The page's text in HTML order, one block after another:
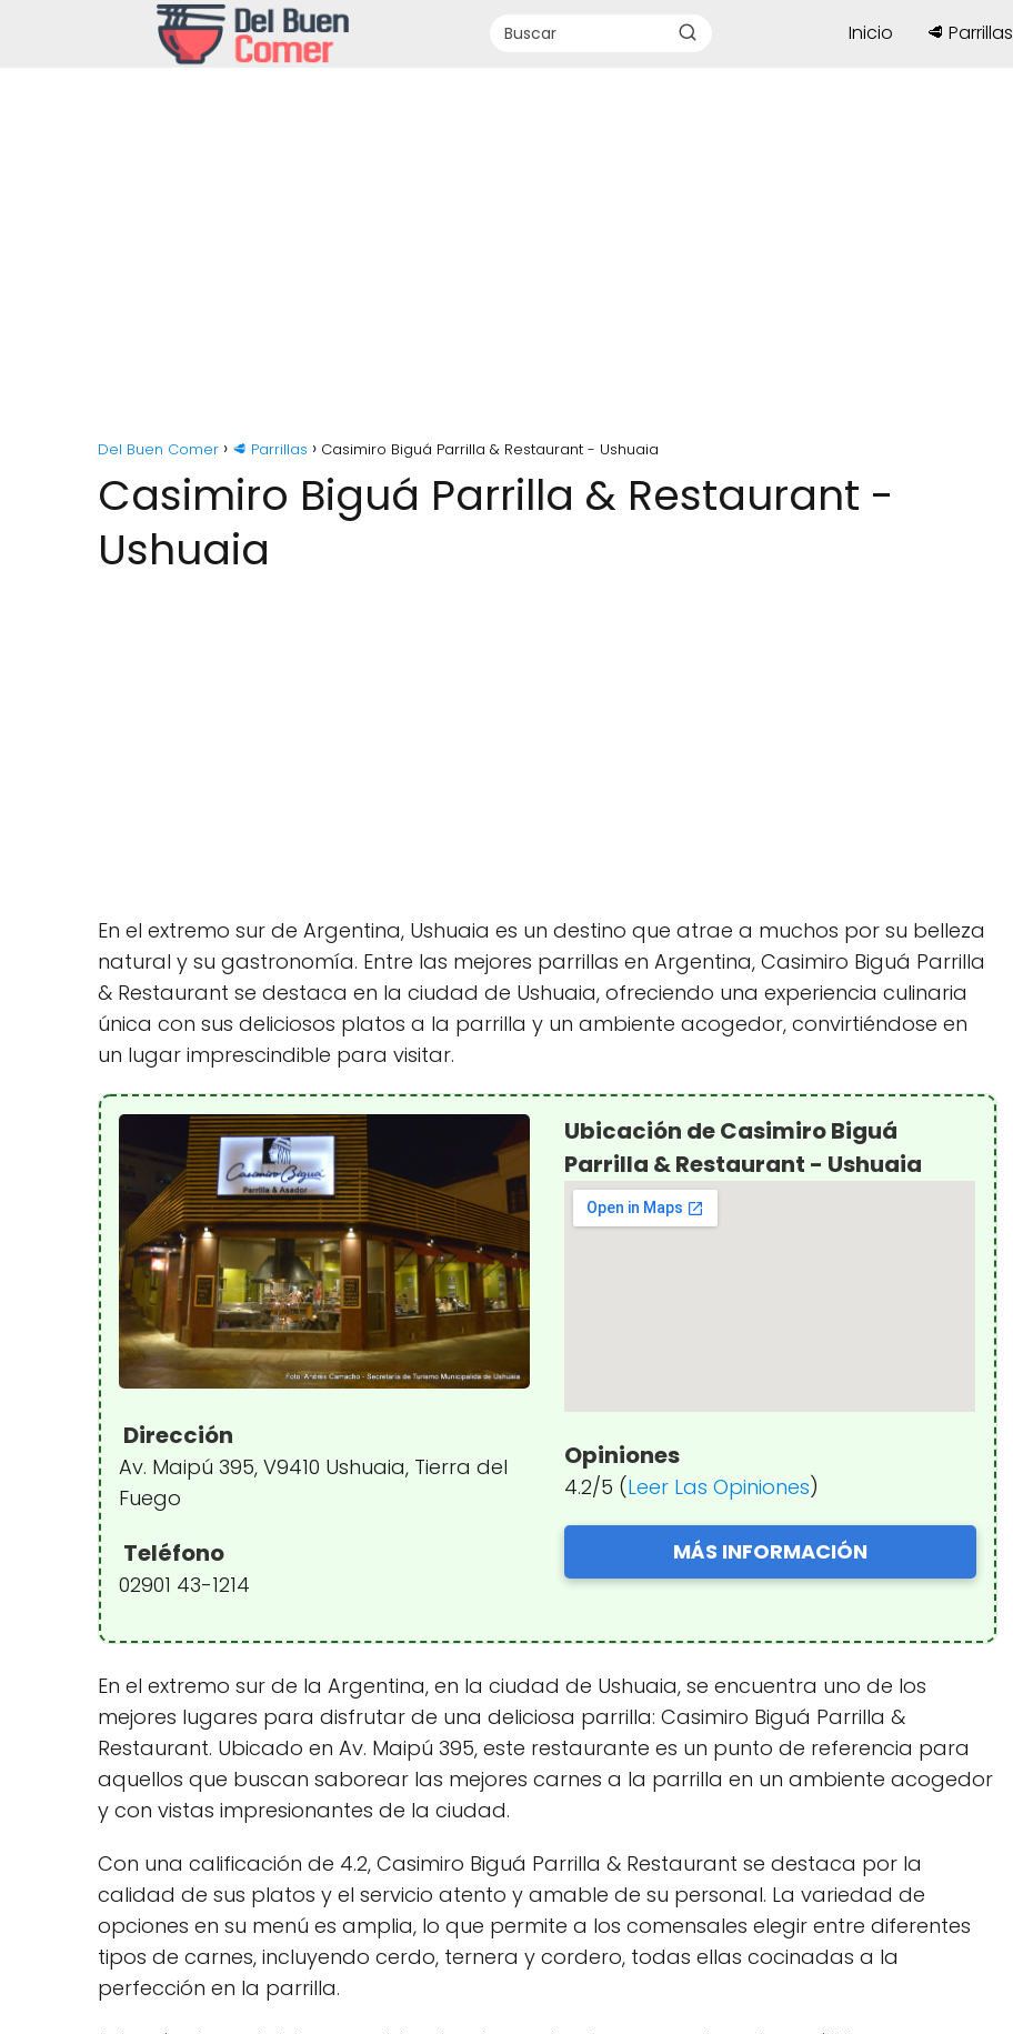
Inicio 🥩 Parrillas
Del Buen Comer 🥩 Parrillas Casimiro Biguá Parrilla & Restaurant - Ushuaia
Casimiro Biguá Parrilla & Restaurant -
Ushuaia
En el extremo sur de Argentina, Ushuaia es un destino que atrae a muchos por su belleza
natural y su gastronomía. Entre las mejores parrillas en Argentina, Casimiro Biguá Parrilla
& Restaurant se destaca en la ciudad de Ushuaia, ofreciendo una experiencia culinaria
única con sus deliciosos platos a la parrilla y un ambiente acogedor, convirtiéndose en
un lugar imprescindible para visitar.
Dirección
Av. Maipú 395, V9410 Ushuaia, Tierra del
Fuego
Teléfono
02901 43-1214
Ubicación de Casimiro Biguá
Parrilla & Restaurant - Ushuaia
Opiniones
4.2/5 (Leer Las Opiniones)
MÁS INFORMACIÓN
En el extremo sur de la Argentina, en la ciudad de Ushuaia, se encuentra uno de los
mejores lugares para disfrutar de una deliciosa parrilla: Casimiro Biguá Parrilla &
Restaurant. Ubicado en Av. Maipú 395, este restaurante es un punto de referencia para
aquellos que buscan saborear las mejores carnes a la parrilla en un ambiente acogedor
y con vistas impresionantes de la ciudad.
Con una calificación de 4.2, Casimiro Biguá Parrilla & Restaurant se destaca por la
calidad de sus platos y el servicio atento y amable de su personal. La variedad de
opciones en su menú es amplia, lo que permite a los comensales elegir entre diferentes
tipos de carnes, incluyendo cerdo, ternera y cordero, todas ellas cocinadas a la
perfección en la parrilla.